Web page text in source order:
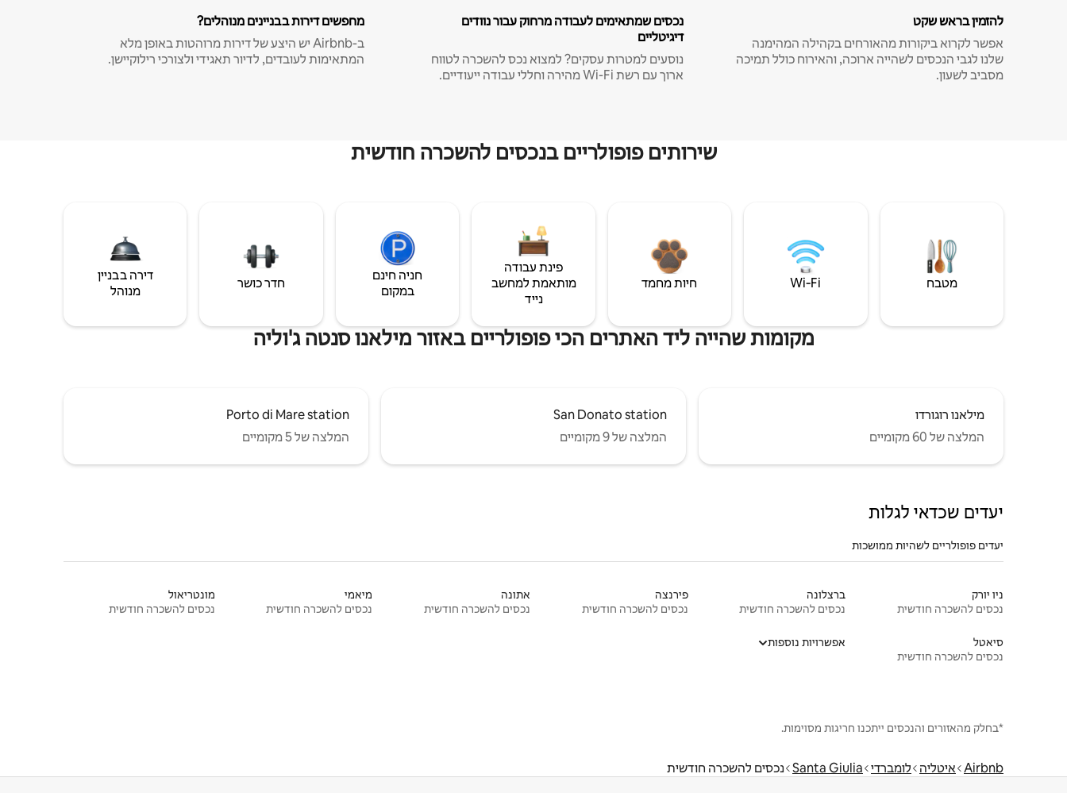
להזמין בראש שקט
אפשר לקרוא ביקורות מהאורחים בקהילה המהימנה
שלנו לגבי הנכסים לשהייה ארוכה, והאירוח כולל תמיכה
מסביב לשעון.
נכסים שמתאימים לעבודה מרחוק עבור נוודים
דיגיטליים
נוסעים למטרות עסקים? למצוא נכס להשכרה לטווח
ארוך עם רשת Wi-Fi מהירה וחללי עבודה ייעודיים.
מחפשים דירות בבניינים מנוהלים?
ב-Airbnb יש היצע של דירות מרוהטות באופן מלא
המתאימות לעובדים, לדיור תאגידי ולצורכי רילוקיישן.
שירותים פופולריים בנכסים להשכרה חודשית
מטבח Wi‑Fi חיות מחמד
פינת עבודה
מותאמת למחשב
נייד
חניה חינם
במקום
חדר כושר
דירה בבניין
מנוהל
מקומות שהייה ליד האתרים הכי פופולריים באזור מילאנו סנטה ג'וליה
מילאנו רוגורדו
המלצה של 60 מקומיים
San Donato station
המלצה של 9 מקומיים
Porto di Mare station
המלצה של 5 מקומיים
יעדים שכדאי לגלות
יעדים פופולריים לשהיות ממושכות
ניו יורק
נכסים להשכרה חודשית
ברצלונה
נכסים להשכרה חודשית
פירנצה
נכסים להשכרה חודשית
אתונה
נכסים להשכרה חודשית
מיאמי
נכסים להשכרה חודשית
מונטריאול
נכסים להשכרה חודשית
סיאטל
נכסים להשכרה חודשית
אפשרויות נוספות
*בחלק מהאזורים והנכסים ייתכנו חריגות מסוימות.
Airbnb איטליה לומברדי Santa Giulia נכסים להשכרה חודשית